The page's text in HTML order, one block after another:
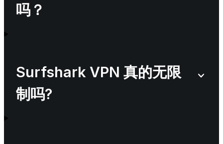
吗？
Surfshark VPN 真的无限
制吗?